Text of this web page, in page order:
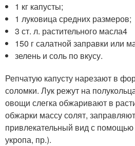
1 кг капусты;
1 луковица средних размеров;
3 ст. л. растительного масла4
150 г салатной заправки или
зелень и соль по вкусу.
Репчатую капусту нарезают в
соломки. Лук режут на
овощи слегка обжаривают в
обжарки массу солят,
привлекательный вид с помощью
укропа, пр.).